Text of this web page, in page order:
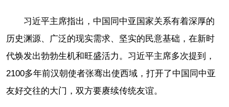
习近平主席指出，中国同中亚国家关系有着深厚的
历史渊源、广泛的现实需求、坚实的民意基础，在新时
代焕发出勃勃生机和旺盛活力。习近平主席多次提到，
2100多年前汉朝使者张骞出使西域，打开了中国同中亚
友好交往的大门，双方要赓续传统友谊。